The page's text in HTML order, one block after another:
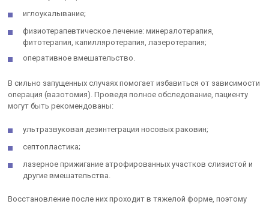
иглоукалывание;
физиотерапевтическое лечение: минералотерапия,
фитотерапия, капилляротерапия, лазеротерапия;
оперативное вмешательство.
В сильно запущенных случаях помогает избавиться от зависимости
операция (вазотомия). Проведя полное обследование, пациенту
могут быть рекомендованы:
ультразвуковая дезинтеграция носовых раковин;
септопластика;
лазерное прижигание атрофированных участков слизистой и
другие вмешательства.
Восстановление после них проходит в тяжелой форме, поэтому